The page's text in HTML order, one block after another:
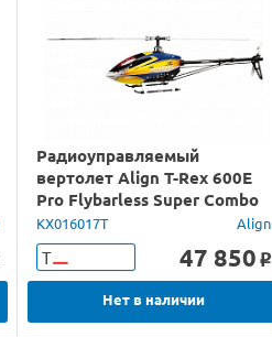
Радиоуправляемый
вертолет Align T-Rex 600E
Pro Flybarless Super Combo
KIT
KX016017T Align
Т 47 850 o
Нет в наличии